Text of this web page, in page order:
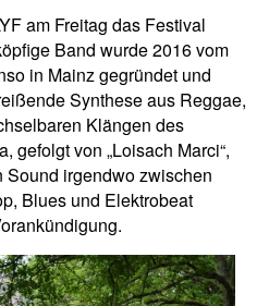
am Freitag das Festival
Band wurde 2016 vom
in Mainz gegründet und
Synthese aus Reggae,
Klängen des
gefolgt von „Loisach Marci“,
irgendwo zwischen
Blues und Elektrobeat